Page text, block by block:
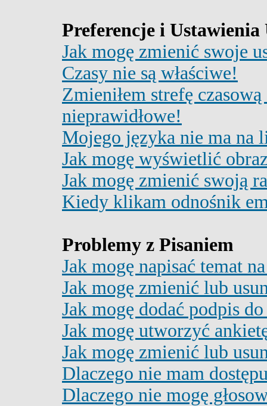
Preferencje i
Jak mogę zmienić swoje
Czasy nie są właściwe!
Zmieniłem strefę
nieprawidłowe!
Mojego języka nie ma na
Jak mogę wyświetlić
Jak mogę zmienić swoją
Kiedy klikam odnośnik
Problemy z Pisaniem
Jak mogę napisać temat
Jak mogę zmienić lub
Jak mogę dodać podpis
Jak mogę utworzyć
Jak mogę zmienić lub
Dlaczego nie mam
Dlaczego nie mogę